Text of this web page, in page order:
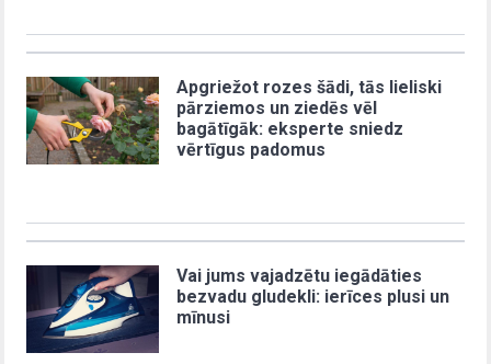
Apgriežot rozes šādi, tās lieliski
pārziemos un ziedēs vēl
bagātīgāk: eksperte sniedz
vērtīgus padomus
Vai jums vajadzētu iegādāties
bezvadu gludekli: ierīces plusi un
mīnusi